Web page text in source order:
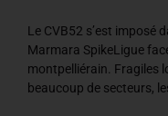
Le CVB52 s’est imposé
Marmara SpikeLigue
montpelliérain. Fragiles
beaucoup de secteurs,